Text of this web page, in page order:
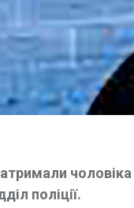
поліції.